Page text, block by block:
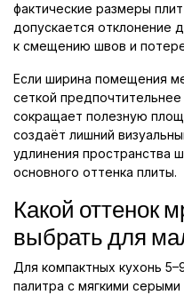
фактические размеры
допускается отклонение
к смещению швов и
Если ширина помещения
сеткой
сокращает полезную
создаёт лишний
удлинения пространства
основного оттенка плиты.
Какой оттенок
выбрать для
Для компактных кухонь
палитра с мягкими